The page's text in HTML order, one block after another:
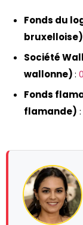
Fonds du
bruxelloise)
Société
wallonne):
Fonds
flamande) :